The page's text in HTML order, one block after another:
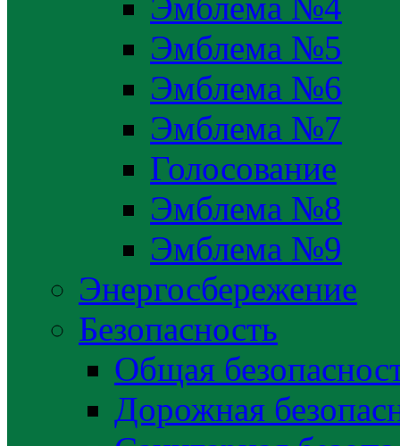
Эмблема №5
Эмблема №6
Эмблема №7
Голосование
Эмблема №8
Эмблема №9
Энергосбережение
Безопасность
Общая
Дорожная